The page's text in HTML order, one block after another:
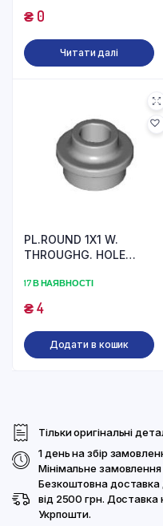
₴0
Читати далі
PL.ROUND 1X1 W.
THROUGHG. HOLE
17 В НАЯВНОСТІ
₴4
Додати в кошик
Тільки оригінальні
1 день на збір
Мінімальне
Безкоштовна
від 2500 грн. Доставка
Укрпошти.